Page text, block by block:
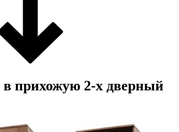
прихожую 2-х дверный